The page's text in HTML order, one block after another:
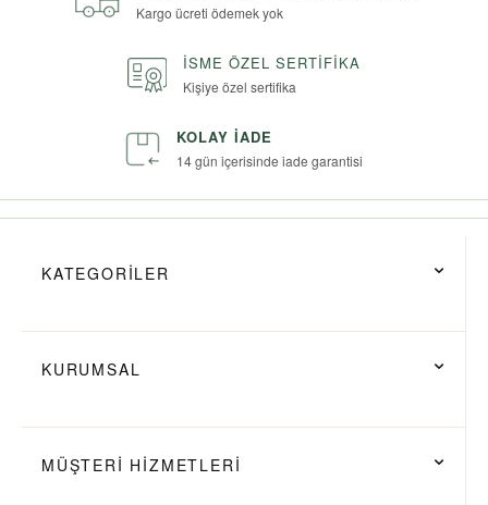
Kargo ücreti ödemek yok
İSME ÖZEL SERTIFIKA
Kişiye özel sertifika
KOLAY İADE
14 gün içerisinde iade garantisi
KATEGORİLER
KURUMSAL
MÜŞTERİ HİZMETLERİ